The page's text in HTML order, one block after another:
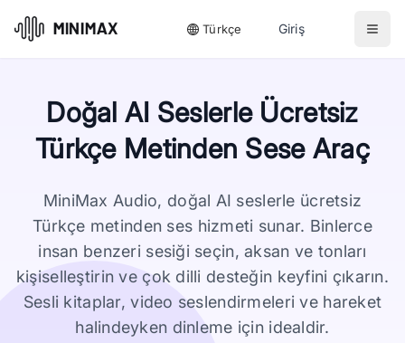
Türkçe Giriş
Doğal AI Seslerle Ücretsiz
Türkçe Metinden Sese Araç
MiniMax Audio, doğal AI seslerle ücretsiz
Türkçe metinden ses hizmeti sunar. Binlerce
insan benzeri sesiği seçin, aksan ve tonları
kişiselleştirin ve çok dilli desteğin keyfini çıkarın.
Sesli kitaplar, video seslendirmeleri ve hareket
halindeyken dinleme için idealdir.